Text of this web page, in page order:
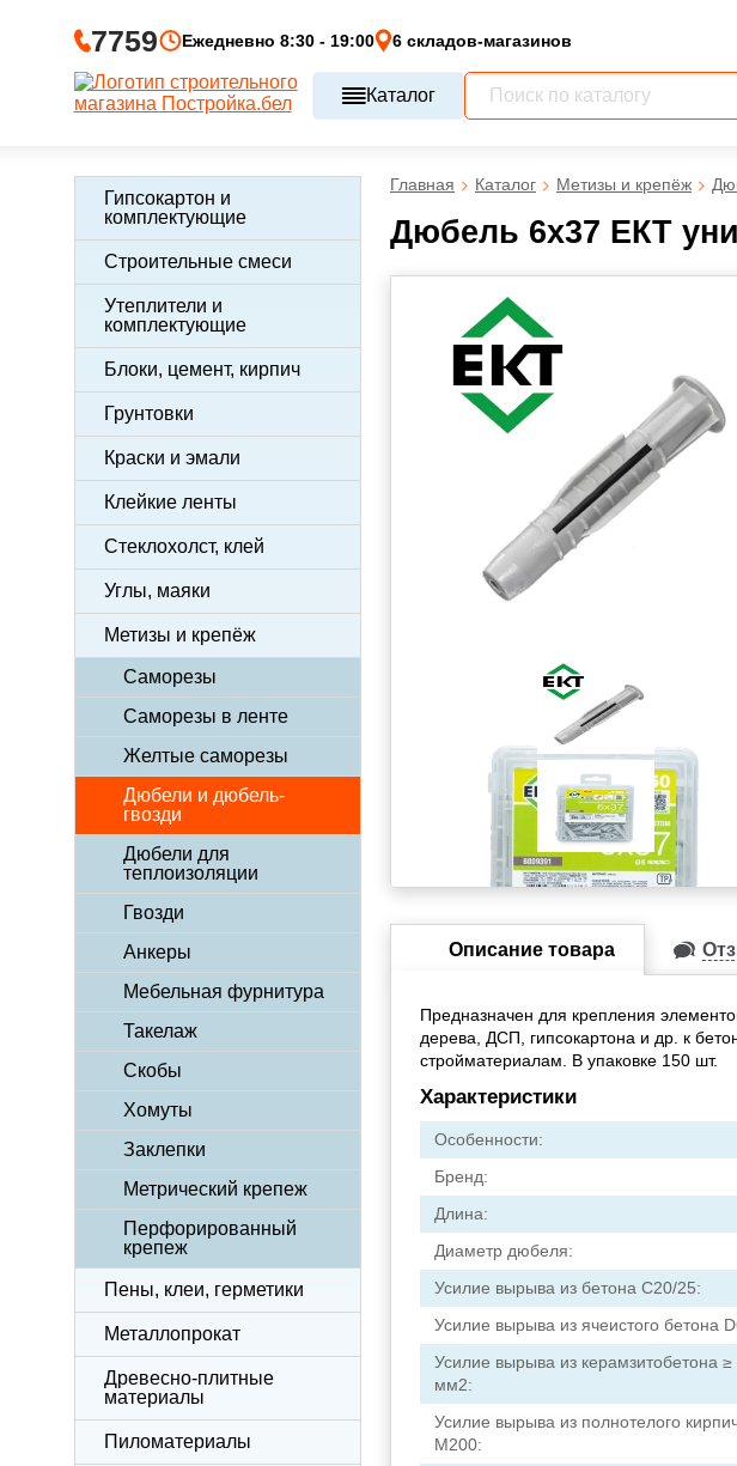
7759 Ежедневно 8:30 - 19:00 6 складов-магазинов
Каталог
Гипсокартон и
комплектующие
Строительные смеси
Утеплители и
комплектующие
Блоки, цемент, кирпич
Грунтовки
Краски и эмали
Клейкие ленты
Стеклохолст, клей
Углы, маяки
Метизы и крепёж
Саморезы
Саморезы в ленте
Желтые саморезы
Дюбели и дюбель-
гвозди
Дюбели для
теплоизоляции
Гвозди
Анкеры
Мебельная фурнитура
Такелаж
Скобы
Хомуты
Заклепки
Метрический крепеж
Перфорированный
крепеж
Пены, клеи, герметики
Металлопрокат
Древесно-плитные
материалы
Пиломатериалы
Главная Каталог Метизы и крепёж
Дюбель 6х37 ЕКТ
Описание товара
Предназначен для крепления
дерева, ДСП, гипсокартона и др. к
стройматериалам. В упаковке 150 шт.
Характеристики
Особенности:
Бренд:
Длина:
Диаметр дюбеля:
Усилие вырыва из бетона С20/25:
Усилие вырыва из ячеистого бетона
Усилие вырыва из керамзитобетона
мм2:
Усилие вырыва из полнотелого
М200: